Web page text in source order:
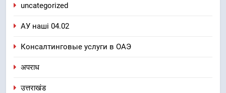
uncategorized
АУ наші 04.02
Консалтинговые услуги в ОАЭ
अपराध
उत्तराखंड